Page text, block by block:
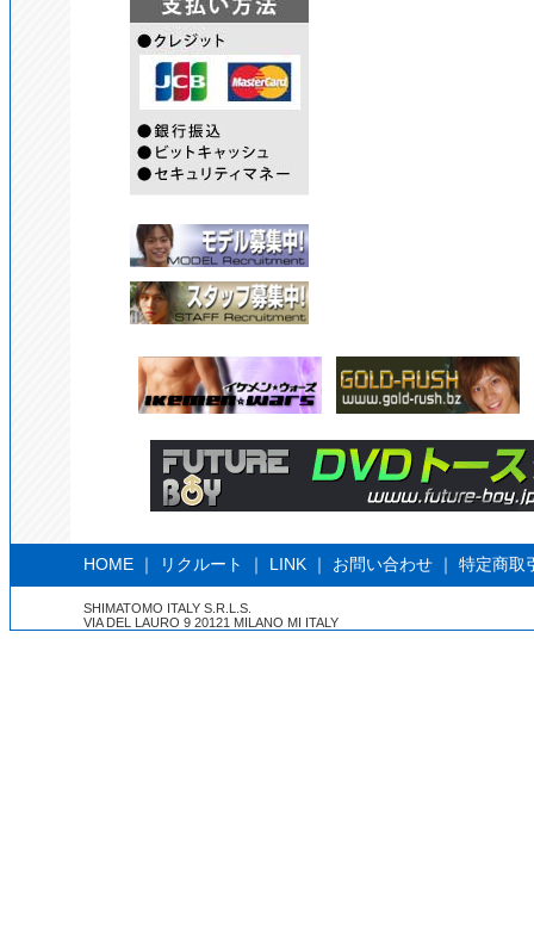
HOME ｜ リクルート ｜ LINK ｜ お問い合わせ ｜ 特定商取
SHIMATOMO ITALY S.R.L.S.
VIA DEL LAURO 9 20121 MILANO MI ITALY